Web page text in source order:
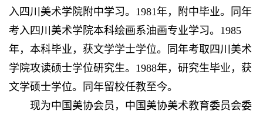
入四川美术学院附中学习。 1981年，附中毕业。
同年
考入四川美术学院本科绘画系油画专业学习。 1985
年，本科毕业，获文学学士学位。
同年考取四川美术
学院攻读硕士学位研究生。 1988年，研究生毕业，获
文学硕士学位。
同年留校任教至今。
现为中国美协会员，中国美协美术教育委员会委